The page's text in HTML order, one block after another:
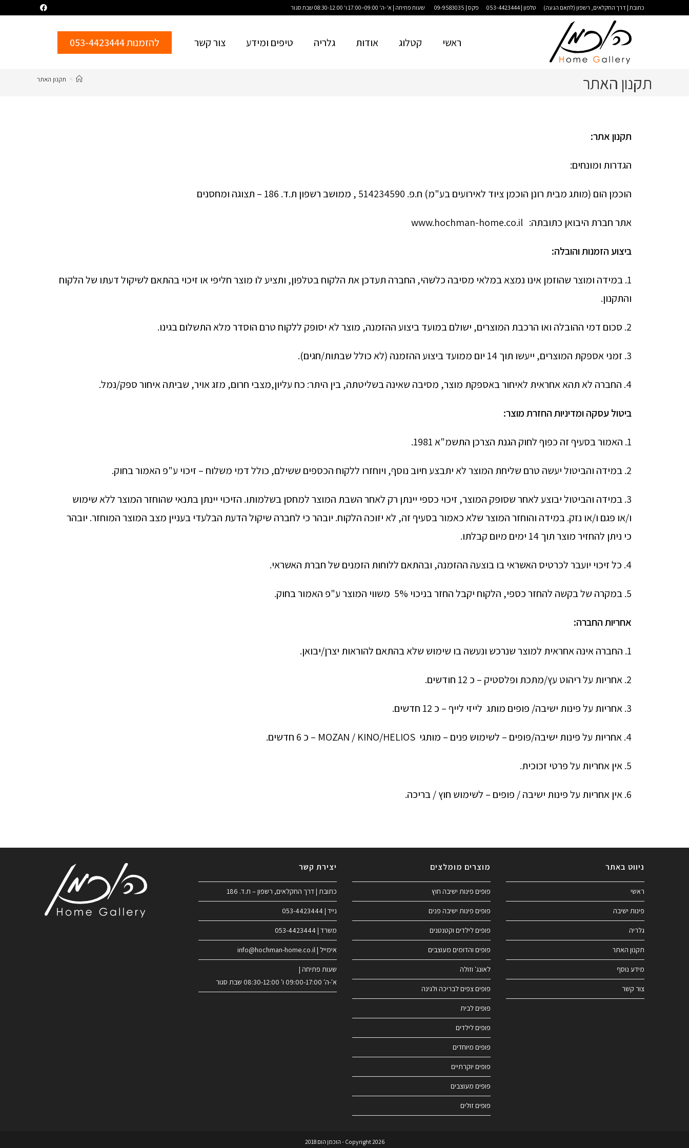
כתובת | דרך החקלאים, רשפון (לתאם הגעה) טלפון | 053-4423444 פקס | 09-9583035 שעות פתיחה | א'-ה' 09:00–17:00 ו' 08:30-12:00 שבת סגור
ראשי קטלוג אודות גלריה טיפים ומידע צור קשר להזמנות 053-4423444
תקנון האתר > תקנון האתר
תקנון אתר:
הגדרות ומונחים:
הוכמן הום (מותג מבית רונן הוכמן ציוד לאירועים בע"מ) ח.פ. 514234590 , ממושב רשפון ת.ד. 186 – תצוגה ומחסנים
אתר חברת היבואן כתובתה: www.hochman-home.co.il
ביצוע הזמנות והובלה:
1. במידה ומוצר שהוזמן אינו נמצא במלאי מסיבה כלשהי, החברה תעדכן את הלקוח בטלפון, ותציע לו מוצר חליפי או זיכוי בהתאם לשיקול דעתו של הלקוח
והתקנון.
2. סכום דמי ההובלה ואו הרכבת המוצרים, ישולם במועד ביצוע ההזמנה, מוצר לא יסופק ללקוח טרם הוסדר מלא התשלום בגינו.
3. זמני אספקת המוצרים, ייעשו תוך 14 יום ממועד ביצוע ההזמנה (לא כולל שבתות/חגים).
4. החברה לא תהא אחראית לאיחור באספקת מוצר, מסיבה שאינה בשליטתה, בין היתר: כח עליון,מצבי חרום, מזג אויר, שביתה איחור ספק/נמל.
ביטול עסקה ומדיניות החזרת מוצר:
1. האמור בסעיף זה כפוף לחוק הגנת הצרכן התשמ"א 1981.
2. במידה והביטול יעשה טרם שליחת המוצר לא יתבצע חיוב נוסף, ויוחזרו ללקוח הכספים ששילם, כולל דמי משלוח – זיכוי ע"פ האמור בחוק.
3. במידה והביטול יבוצע לאחר שסופק המוצר, זיכוי כספי יינתן רק לאחר השבת המוצר למחסן בשלמותו. הזיכוי יינתן בתנאי שהוחזר המוצר ללא שימוש
ו/או פגם ו/או נזק. במידה והוחזר המוצר שלא כאמור בסעיף זה, לא יזוכה הלקוח. יובהר כי לחברה שיקול הדעת הבלעדי בעניין מצב המוצר המוחזר. יובהר
כי ניתן להחזיר מוצר תוך 14 ימים מיום קבלתו.
4. כל זיכוי יועבר לכרטיס האשראי בו בוצעה ההזמנה, ובהתאם ללוחות הזמנים של חברת האשראי.
5. במקרה של בקשה להחזר כספי, הלקוח יקבל החזר בניכוי 5% משווי המוצר ע"פ האמור בחוק.
אחריות החברה:
1. החברה אינה אחראית למוצר שנרכש ונעשה בו שימוש שלא בהתאם להוראות יצרן/יבואן.
2. אחריות על ריהוט עץ/מתכת ופלסטיק – כ 12 חודשים.
3. אחריות על פינות ישיבה/ פופים מותג לייזי לייף – כ 12 חדשים.
4. אחריות על פינות ישיבה/פופים – לשימוש פנים – מותגי MOZAN / KINO/HELIOS – כ 6 חדשים.
5. אין אחריות על פרטי זכוכית.
6. אין אחריות על פינות ישיבה / פופים – לשימוש חוץ / בריכה.
ניווט באתר
ראשי
פינות ישיבה
גלריה
תקנון האתר
מידע נוסף
צור קשר
מוצרים מומלצים
פופים פינות ישיבה חוץ
פופים פינות ישיבה פנים
פופים לילדים וקטנטנים
פופים והדומים מעוצבים
לאונג' וזולה
פופים צפים לבריכה ולגינה
פופים לבית
פופים לילדים
פופים מיוחדים
פופים יוקרתיים
פופים מעוצבים
פופים זולים
יצירת קשר
כתובת | דרך החקלאים, רשפון – ת.ד. 186
נייד | 053-4423444
משרד | 053-4423444
אימייל | info@hochman-home.co.il
שעות פתיחה |
א'-ה' 09:00-17:00 ו' 08:30-12:00 שבת סגור
Copyright 2026 - הוכמן הום 2018